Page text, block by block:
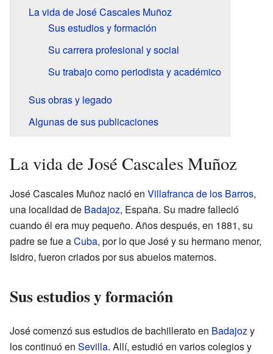
La vida de José Cascales Muñoz
Sus estudios y formación
Su carrera profesional y social
Su trabajo como periodista y académico
Sus obras y legado
Algunas de sus publicaciones
La vida de José Cascales Muñoz
José Cascales Muñoz nació en Villafranca de los Barros,
una localidad de Badajoz, España. Su madre falleció
cuando él era muy pequeño. Años después, en 1881, su
padre se fue aCuba, por lo que José y su hermano menor,
Isidro, fueron criados por sus abuelos maternos.
Sus estudios y formación
José comenzó sus estudios de bachillerato en Badajozy
los continuó en Sevilla. Allí, estudió en varios colegios y